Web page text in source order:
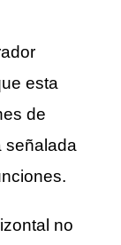
esta
de
señalada
no